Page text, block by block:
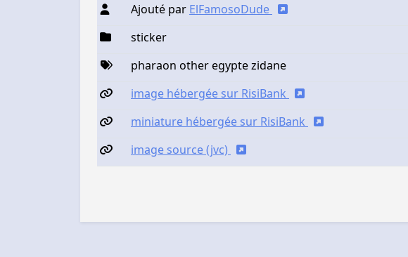
Ajouté par ElFamosoDude
sticker
pharaon other egypte zidane
image hébergée sur RisiBank
miniature hébergée sur RisiBank
image source (jvc)